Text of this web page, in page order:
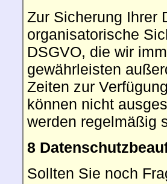
Zur Sicherung Ihrer
organisatorische
DSGVO, die wir
gewährleisten
Zeiten zur
können nicht
werden regelmäßig
8
Sollten Sie noch